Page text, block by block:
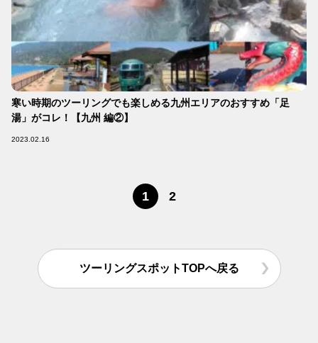
寒い時期のツーリングでも楽しめる九州エリアのおすすめ「足
湯」がコレ！【九州 編②】
2023.02.16
1 2
ツーリングスポットTOPへ戻る